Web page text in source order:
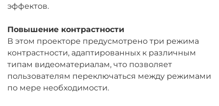
эффектов.
Повышение контрастности
В этом проекторе предусмотрено три режима
контрастности, адаптированных к различным
типам видеоматериалам, что позволяет
пользователям переключаться между режимами
по мере необходимости.